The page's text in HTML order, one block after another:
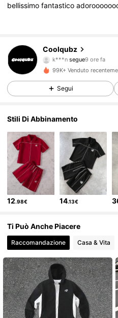
bellissimofantastico
Coolqubz
k***nsegue9 ore fa
e***0sta navigando
19K Follower
4.76 19K Follower
4.76 19K Follower
4.76 19K Follower
4.76 19K Follower
99K+ Venduto
Segui
Stili Di Abbinamento
12.98€ 14.13€
Ti Può Anche Piacere
Raccomandazione Casa & Vita